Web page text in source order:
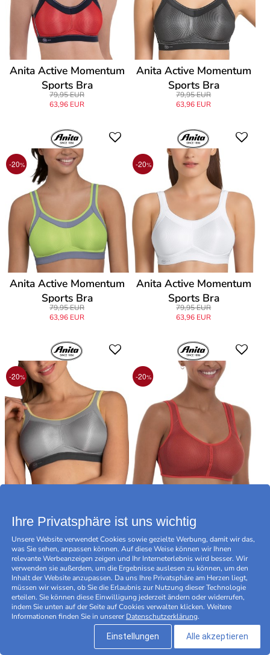
Anita Active Momentum
Sports Bra
79,95 EUR
63,96 EUR
Anita Active Momentum
Sports Bra
79,95 EUR
63,96 EUR
-20%
Anita Active Momentum
Sports Bra
79,95 EUR
63,96 EUR
-20%
Anita Active Momentum
Sports Bra
79,95 EUR
63,96 EUR
-20%
79,95 EUR
63,96 EUR
-20%
79,95 EUR
63,96 EUR
-20% -20%
Ihre Privatsphäre ist uns wichtig
Unsere Website verwendet Cookies sowie gezielte Werbung, damit wir das,
was Sie sehen, anpassen können. Auf diese Weise können wir Ihnen
relevante Werbeanzeigen zeigen und Ihr Interneterlebnis wird besser. Wir
verwenden sie außerdem, um die Ergebnisse auslesen zu können, um den
Inhalt der Website anzupassen. Da uns Ihre Privatsphäre am Herzen liegt,
müssen wir wissen, ob Sie die Erlaubnis zur Nutzung dieser Technologie
erteilen. Sie können diese Einwilligung jederzeit ändern oder widerrufen,
indem Sie unten auf der Seite auf Cookies verwalten klicken. Weitere
Informationen finden Sie in unsererDatenschutzerklärung.
Einstellungen Alle akzeptieren